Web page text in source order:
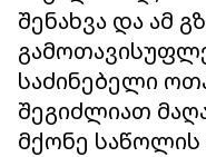
შენახვა და ამ
საძინებელი
შეგიძლიათ
მქონე საწოლის